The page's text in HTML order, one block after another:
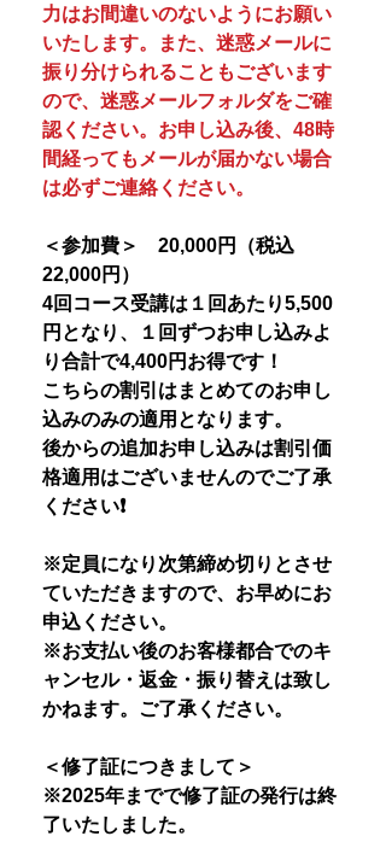
力はお間違いのないようにお願い
いたします。また、迷惑メールに
振り分けられることもございます
ので、迷惑メールフォルダをご確
認ください。お申し込み後、48時
間経ってもメールが届かない場合
は必ずご連絡ください。
＜参加費＞ 20,000円（税込
22,000円）
4回コース受講は１回あたり5,500
円となり、１回ずつお申し込みよ
り合計で4,400円お得です！
こちらの割引はまとめてのお申し
込みのみの適用となります。
後からの追加お申し込みは割引価
格適用はございませんのでご了承
ください❗️
※定員になり次第締め切りとさせ
ていただきますので、お早めにお
申込ください。
※お支払い後のお客様都合でのキ
ャンセル・返金・振り替えは致し
かねます。ご了承ください。
＜修了証につきまして＞
※2025年までで修了証の発行は終
了いたしました。